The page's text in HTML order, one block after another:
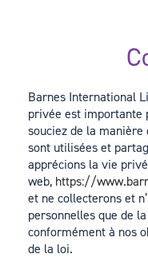
Barnes International
privée est importante
souciez de la manière
sont utilisées et
apprécions la vie
web, https://
et ne collecterons et
personnelles que de
conformément à nos
de la loi.